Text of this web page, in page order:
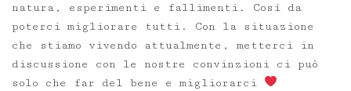
natura, esperimenti e fallimenti. Così da
poterci migliorare tutti. Con la situazione
che stiamo vivendo attualmente, metterci in
discussione con le nostre convinzioni ci può
solo che far del bene e migliorarci